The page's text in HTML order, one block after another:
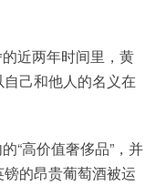
近两年时间里，黄
己和他人的名义在
“高价值奢侈品”，并
的昂贵葡萄酒被运